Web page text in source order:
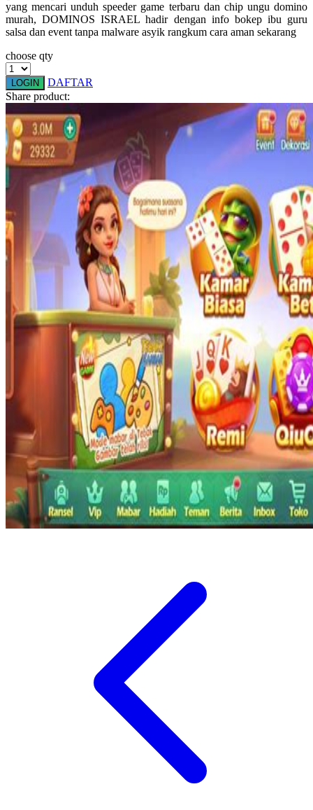
Sunnylife
T
Tommee Tippee
Trunki
Tutti Bambini
Twistshake
TY Toys
V
Veja
Vitaflow
Vtech
W
Waterland
Wellness
Xootz
yang mencari unduh speeder game terbaru dan chip ungu domino
murah, DOMINOS ISRAEL hadir dengan info bokep ibu guru
salsa dan event tanpa malware asyik rangkum cara aman sekarang
choose qty
LOGIN
DAFTAR
Share product: